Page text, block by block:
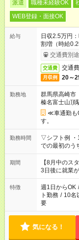
派遣 職種未経験OK
WEB登録・面接OK
給与
日収2.5万円
割増（時給
交通費別
交通費 交通
月収例 20～
勤務地
群馬県高崎市
榛名富士山頂
≪車通勤も
す。
勤務時間
▽シフト例 ・
での最初のうちは日
今ご覧のお仕
時間。 合計
期間
【8月中のス
3日後に就業
特徴 週1日からOK /
ト勤務 / 10名
要
気になる！